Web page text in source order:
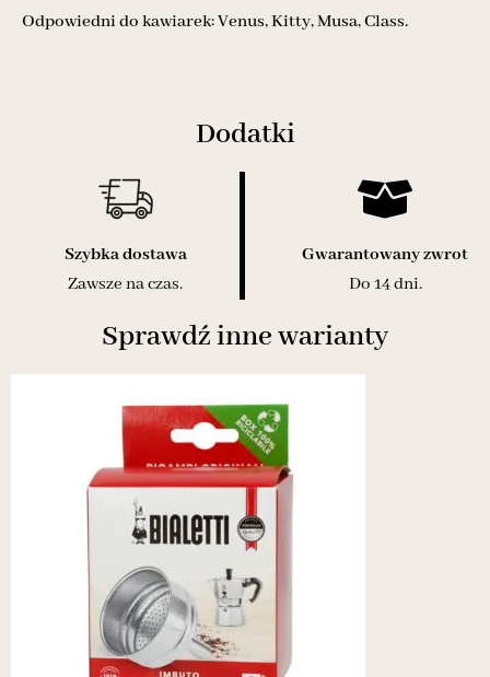
Odpowiedni do kawiarek: Venus, Kitty, Musa, Class.
Dodatki
Szybka dostawa
Zawsze na czas.
Gwarantowany zwrot
Do 14 dni.
Sprawdź inne warianty